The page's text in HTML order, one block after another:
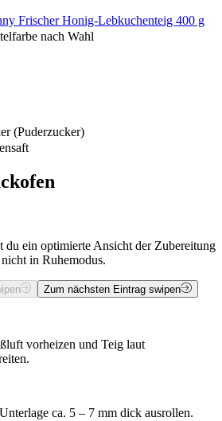
Frischer Honig-Lebkuchenteig 400 g
nach Wahl
(Puderzucker)
du ein optimierte Ansicht der Zubereitung
in Ruhemodus.
Zum nächsten Eintrag swipen
vorheizen und Teig laut
ca. 5 – 7 mm dick ausrollen.